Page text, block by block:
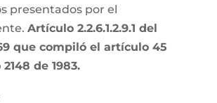
presentados por el
Artículo 2.2.6.1.2.9.1 del
que compiló el artículo 45
de 1983.